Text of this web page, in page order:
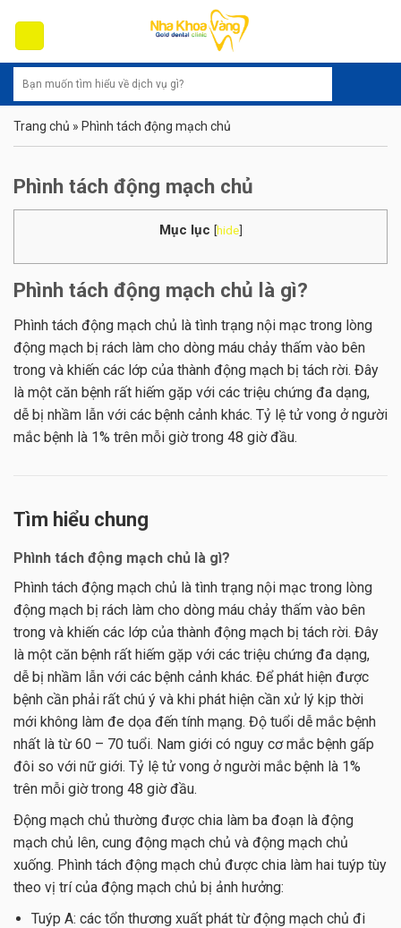
content
Trang chủ » Phình tách động mạch chủ
Phình tách động mạch chủ
Mục lục [hide]
Phình tách động mạch chủ là gì?
Phình tách động mạch chủ là tình trạng nội mạc trong lòng
động mạch bị rách làm cho dòng máu chảy thấm vào bên
trong và khiến các lớp của thành động mạch bị tách rời. Đây
là một căn bệnh rất hiếm gặp với các triệu chứng đa dạng,
dễ bị nhầm lẫn với các bệnh cảnh khác. Tỷ lệ tử vong ở người
mắc bệnh là 1% trên mỗi giờ trong 48 giờ đầu.
Tìm hiểu chung
Phình tách động mạch chủ là gì?
Phình tách động mạch chủ là tình trạng nội mạc trong lòng
động mạch bị rách làm cho dòng máu chảy thấm vào bên
trong và khiến các lớp của thành động mạch bị tách rời. Đây
là một căn bệnh rất hiếm gặp với các triệu chứng đa dạng,
dễ bị nhầm lẫn với các bệnh cảnh khác. Để phát hiện được
bệnh cần phải rất chú ý và khi phát hiện cần xử lý kịp thời
mới không làm đe dọa đến tính mạng. Độ tuổi dễ mắc bệnh
nhất là từ 60 – 70 tuổi. Nam giới có nguy cơ mắc bệnh gấp
đôi so với nữ giới. Tỷ lệ tử vong ở người mắc bệnh là 1%
trên mỗi giờ trong 48 giờ đầu.
Ðộng mạch chủ thường được chia làm ba đoạn là động
mạch chủ lên, cung động mạch chủ và động mạch chủ
xuống. Phình tách động mạch chủ được chia làm hai tuýp tùy
theo vị trí của động mạch chủ bị ảnh hưởng:
Tuýp A: các tổn thương xuất phát từ động mạch chủ đi